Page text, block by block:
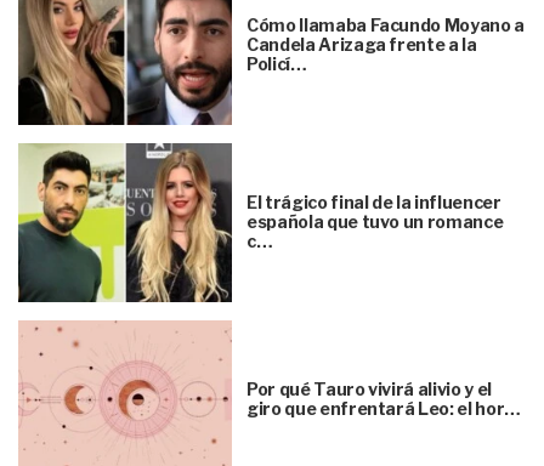
Cómo llamaba Facundo Moyano a
Candela Arizaga frente a la
Policí…
El trágico final de la influencer
española que tuvo un romance
c…
Por qué Tauro vivirá alivio y el
giro que enfrentará Leo: el hor…